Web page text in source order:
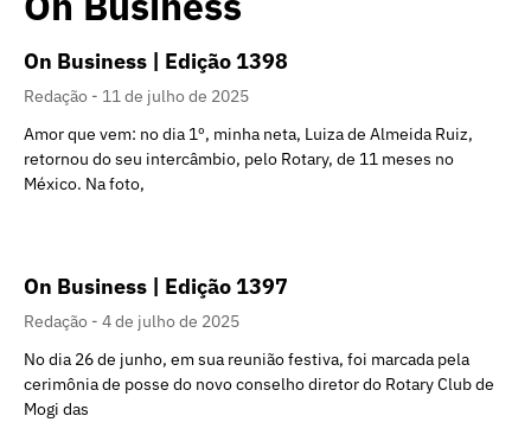
On Business | Edição 1398
Redação
11 de julho de 2025
Amor que vem: no dia 1º, minha neta, Luiza de Almeida Ruiz,
retornou do seu intercâmbio, pelo Rotary, de 11 meses no
México. Na foto,
On Business | Edição 1397
Redação
4 de julho de 2025
No dia 26 de junho, em sua reunião festiva, foi marcada pela
cerimônia de posse do novo conselho diretor do Rotary Club de
Mogi das